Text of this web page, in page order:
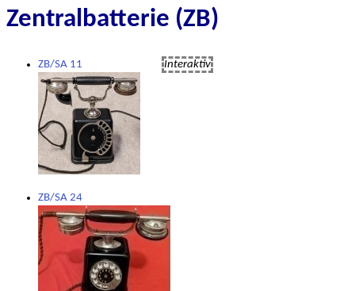
Zentralbatterie (ZB)
ZB/SA 11 Interaktiv
ZB/SA 24